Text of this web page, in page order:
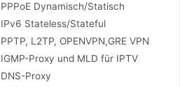
PPPoE Dynamisch/Statisch
IPv6 Stateless/Stateful
PPTP, L2TP, OPENVPN,GRE VPN
IGMP-Proxy und MLD für IPTV
DNS-Proxy